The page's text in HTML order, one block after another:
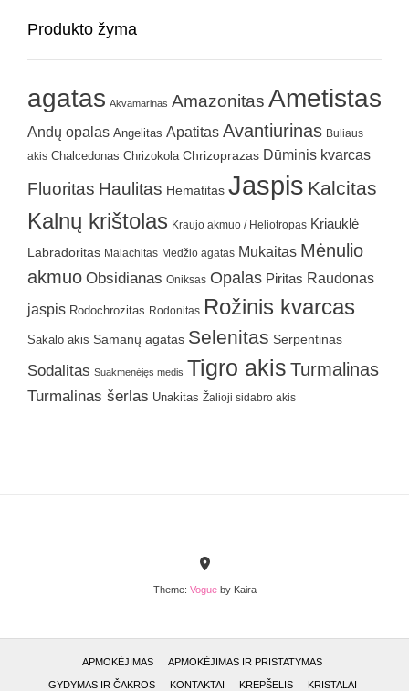
Produkto žyma
agatas Akvamarinas Amazonitas Ametistas
Andų opalas Angelitas Apatitas Avantiurinas Buliaus
akis Chalcedonas Chrizokola Chrizoprazas Dūminis kvarcas
Fluoritas Haulitas Hematitas Jaspis Kalcitas
Kalnų krištolas Kraujo akmuo / Heliotropas Kriauklė
Labradoritas Malachitas Medžio agatas Mukaitas Mėnulio
akmuo Obsidianas Oniksas Opalas Piritas Raudonas
jaspis Rodochrozitas Rodonitas Rožinis kvarcas
Sakalo akis Samanų agatas Selenitas Serpentinas
Sodalitas Suakmenėjęs medis Tigro akis Turmalinas
Turmalinas šerlas Unakitas Žalioji sidabro akis
Theme: Vogueby Kaira
APMOKĖJIMAS APMOKĖJIMAS IR PRISTATYMAS
GYDYMAS IR ČAKROS KONTAKTAI KREPŠELIS KRISTALAI